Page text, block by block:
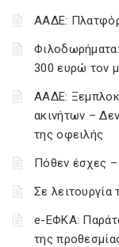
ΑΑΔΕ:
300 ευρώ τον
ΑΑΔΕ:
ακινήτων –
της οφειλής
Πόθεν έσχες
Σε
e-ΕΦΚΑ:
της